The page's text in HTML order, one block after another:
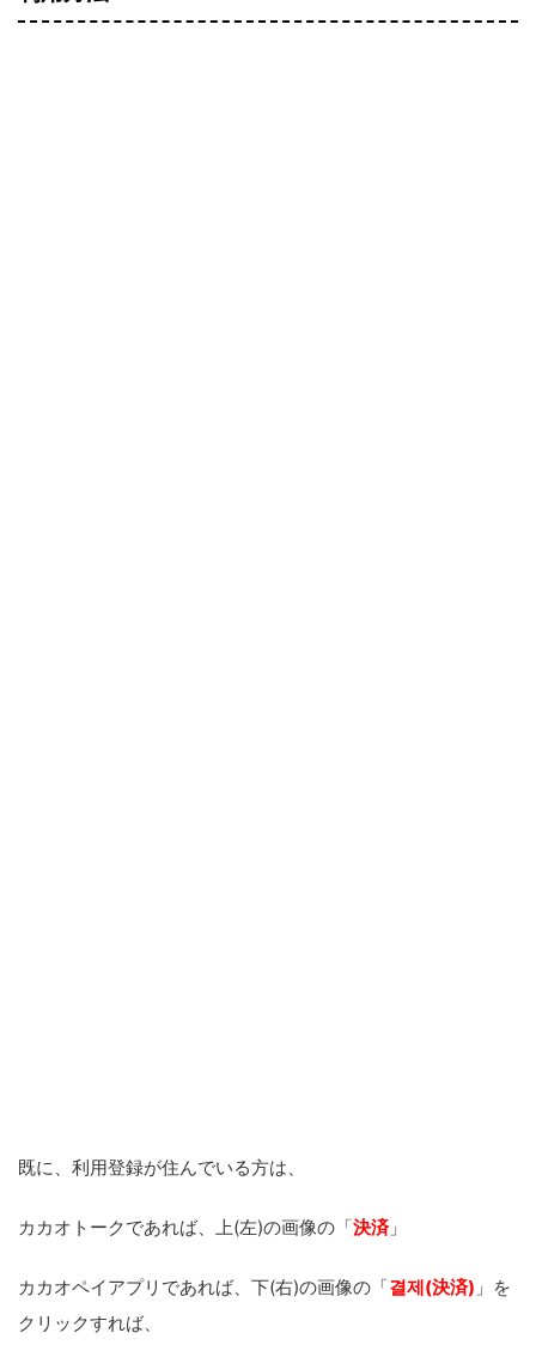
既に、利用登録が住んでいる方は、
カカオトークであれば、上(左)の画像の「決済」
カカオペイアプリであれば、下(右)の画像の「결제(決済) 」を
クリックすれば、